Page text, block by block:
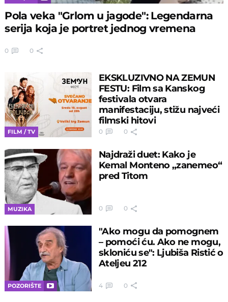
Pola veka "Grlom u jagode": Legendarna
serija koja je portret jednog vremena
0 0
FILM / TV
EKSKLUZIVNO NA ZEMUN
FESTU: Film sa Kanskog
festivala otvara
manifestaciju, stižu najveći
filmski hitovi
0 0
MUZIKA
Najdraži duet: Kako je
Kemal Monteno „zanemeo“
pred Titom
0 0
POZORIŠTE
"Ako mogu da pomognem
– pomoći ću. Ako ne mogu,
skloniću se": Ljubiša Ristić o
Ateljeu 212
4 0